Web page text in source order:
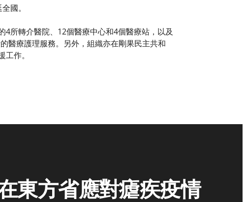
國。
所轉介醫院、12個醫療中心和4個醫療站，以及
醫療護理服務。另外，組織亦在剛果民主共和
作。
東方省應對瘧疾疫情